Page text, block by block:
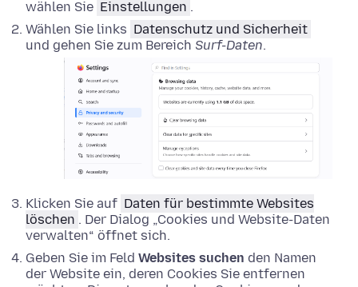
wählen Sie Einstellungen .
Wählen Sie links Datenschutz und Sicherheit
und gehen Sie zum Bereich Surf-Daten.
Klicken Sie auf Daten für bestimmte Websites
löschen . Der Dialog „Cookies und Website-Daten
verwalten“ öffnet sich.
Geben Sie im Feld Websites suchen den Namen
der Website ein, deren Cookies Sie entfernen